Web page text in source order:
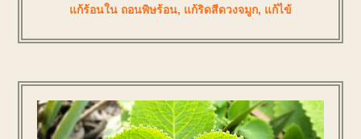
แก้ร้อนใน ถอนพิษร้อน, แก้ริดสีดวงจมูก, แก้ไข้